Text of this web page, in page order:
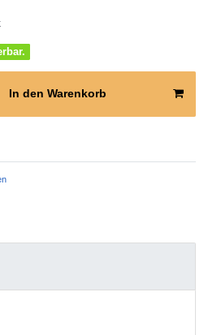
In den Warenkorb